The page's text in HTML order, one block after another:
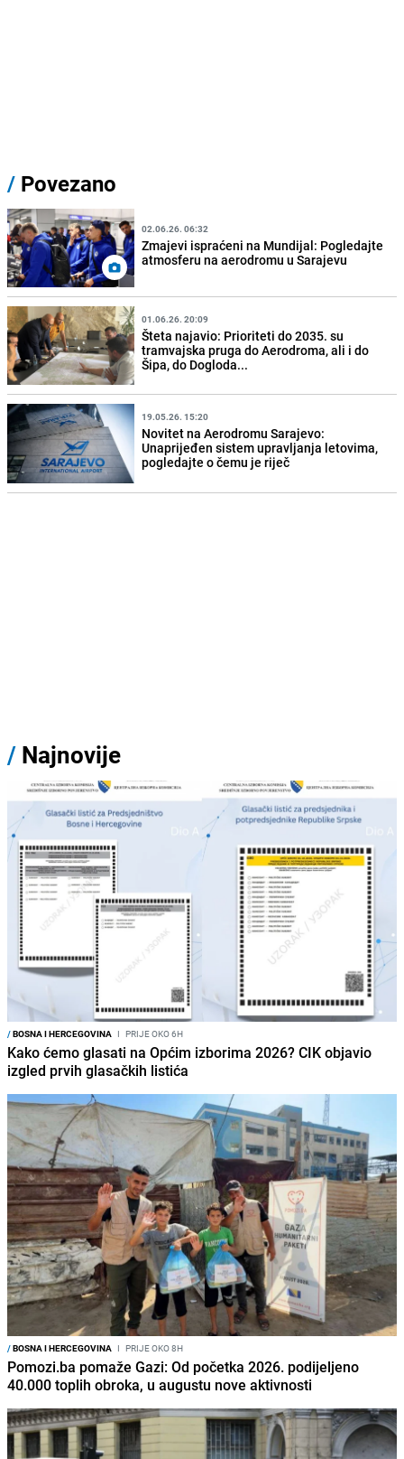
/ Povezano
02.06.26. 06:32
Zmajevi ispraćeni na Mundijal: Pogledajte
atmosferu na aerodromu u Sarajevu
01.06.26. 20:09
Šteta najavio: Prioriteti do 2035. su
tramvajska pruga do Aerodroma, ali i do
Šipa, do Dogloda...
19.05.26. 15:20
Novitet na Aerodromu Sarajevo:
Unaprijeđen sistem upravljanja letovima,
pogledajte o čemu je riječ
/ Najnovije
/BOSNA I HERCEGOVINA I PRIJE OKO 6H
Kako ćemo glasati na Općim izborima 2026? CIK objavio
izgled prvih glasačkih listića
/BOSNA I HERCEGOVINA I PRIJE OKO 8H
Pomozi.ba pomaže Gazi: Od početka 2026. podijeljeno
40.000 toplih obroka, u augustu nove aktivnosti